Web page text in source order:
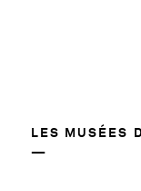
LES MUSÉES